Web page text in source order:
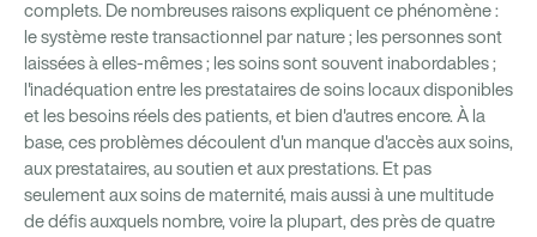
complets. De nombreuses raisons expliquent ce phénomène :
le système reste transactionnel par nature ; les personnes sont
laissées à elles-mêmes ; les soins sont souvent inabordables ;
l'inadéquation entre les prestataires de soins locaux disponibles
et les besoins réels des patients, et bien d'autres encore. À la
base, ces problèmes découlent d'un manque d'accès aux soins,
aux prestataires, au soutien et aux prestations. Et pas
seulement aux soins de maternité, mais aussi à une multitude
de défis auxquels nombre, voire la plupart, des près de quatre